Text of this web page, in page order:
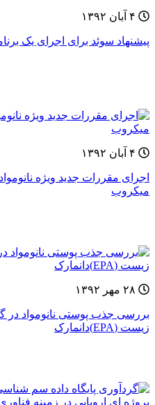
پیشنهاد سوئد برای اجرای یک
اجرای مقررات جدید ویژه
میکروب
بررسی جذب پوستی نانومواد
زیست (EPA)دانمارک